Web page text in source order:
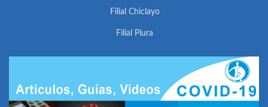
Filial Chiclayo
Filial Piura